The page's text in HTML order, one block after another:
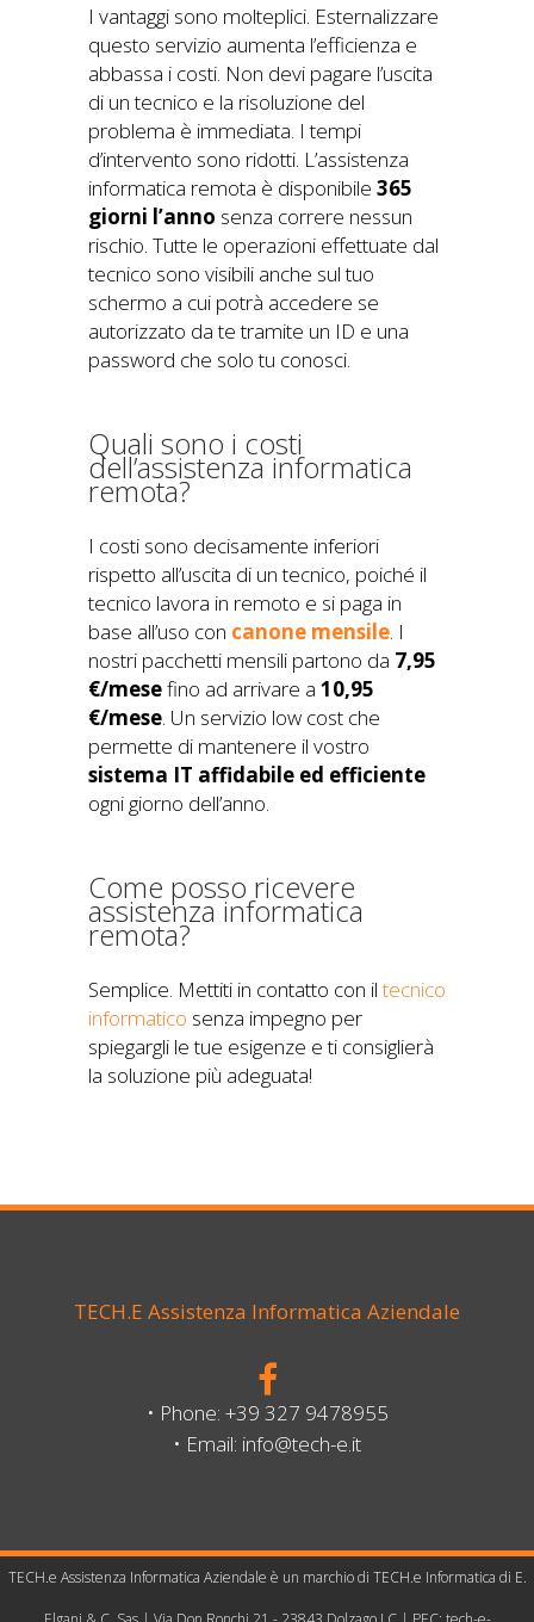
I vantaggi sono molteplici. Esternalizzare
questo servizio aumenta l’efficienza e
abbassa i costi. Non devi pagare l’uscita
di un tecnico e la risoluzione del
problema è immediata. I tempi
d’intervento sono ridotti. L’assistenza
informatica remota è disponibile 365
giorni l’anno senza correre nessun
rischio. Tutte le operazioni effettuate dal
tecnico sono visibili anche sul tuo
schermo a cui potrà accedere se
autorizzato da te tramite un ID e una
password che solo tu conosci.
Quali sono i costi
dell’assistenza informatica
remota?
I costi sono decisamente inferiori
rispetto all’uscita di un tecnico, poiché il
tecnico lavora in remoto e si paga in
base all’uso con canone mensile. I
nostri pacchetti mensili partono da 7,95
€/mesefino ad arrivare a 10,95
€/mese. Un servizio low cost che
permette di mantenere il vostro
sistema IT affidabile ed efficiente
ogni giorno dell’anno.
Come posso ricevere
assistenza informatica
remota?
Semplice. Mettiti in contatto con iltecnico
informatico senza impegno per
spiegargli le tue esigenze e ti consiglierà
la soluzione più adeguata!
TECH.e Assistenza Informatica Aziendale
• Phone: +39 327 9478955
• Email: info@tech-e.it
TECH.e Assistenza Informatica Aziendale è un marchio di TECH.e Informatica di E.